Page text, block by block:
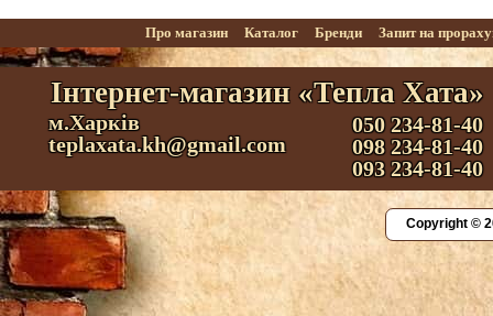
Про магазин Каталог Бренди Запит на
Інтернет-магазин «Тепла Хата»
м.Харків
teplaxata.kh@gmail.com
050 234-81-40
098 234-81-40
093 234-81-40
Copyright ©